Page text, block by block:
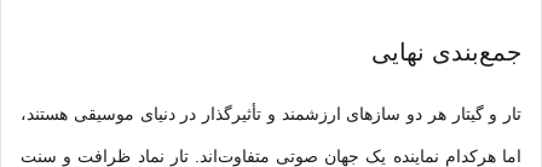
جمع‌بندی نهایی
تار و گیتار هر دو سازهای ارزشمند و تأثیرگذار در دنیای موسیقی هستند،
اما هرکدام نماینده یک جهان صوتی متفاوت‌اند. تار نماد ظرافت و سنت